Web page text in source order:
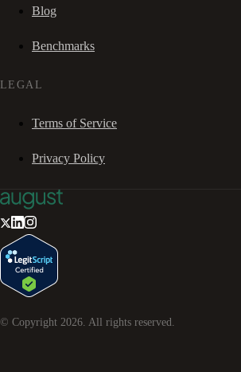
Blog
Benchmarks
LEGAL
Terms of Service
Privacy Policy
© Copyright 2026 . All rights reserved.